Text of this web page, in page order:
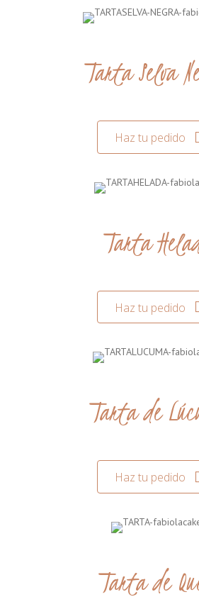
Tarta Selva
Haz tu pedido
Tarta
Haz tu pedido
Tarta de
Haz tu pedido
Tarta de